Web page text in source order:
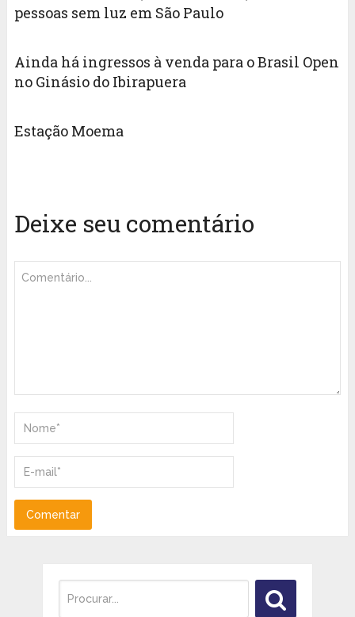
pessoas sem luz em São Paulo
Ainda há ingressos à venda para o Brasil Open
no Ginásio do Ibirapuera
Estação Moema
Deixe seu comentário